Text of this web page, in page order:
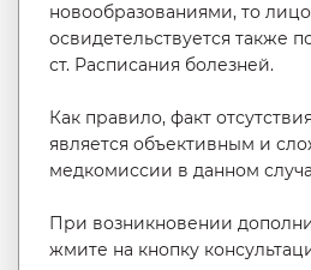
новообразованиями, то лицо
освидетельствуется также
ст. Расписания болезней.
Как правило, факт
является объективным и
медкомиссии в данном
При возникновении
жмите на кнопку